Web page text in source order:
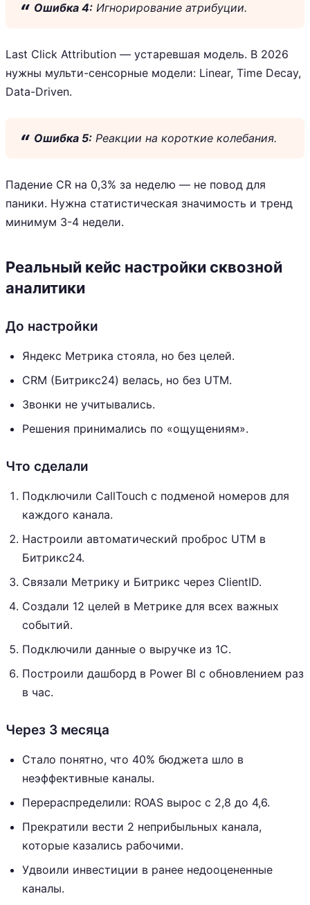
Ошибка 4: Игнорирование атрибуции.
Last Click Attribution — устаревшая модель. В 2026
нужны мульти-сенсорные модели: Linear, Time Decay,
Data-Driven.
Ошибка 5: Реакции на короткие колебания.
Падение CR на 0,3% за неделю — не повод для
паники. Нужна статистическая значимость и тренд
минимум 3-4 недели.
Реальный кейс настройки сквозной
аналитики
До настройки
Яндекс Метрика стояла, но без целей.
CRM (Битрикс24) велась, но без UTM.
Звонки не учитывались.
Решения принимались по «ощущениям».
Что сделали
Подключили CallTouch с подменой номеров для
каждого канала.
Настроили автоматический проброс UTM в
Битрикс24.
Связали Метрику и Битрикс через ClientID.
Создали 12 целей в Метрике для всех важных
событий.
Подключили данные о выручке из 1С.
Построили дашборд в Power BI с обновлением раз
в час.
Через 3 месяца
Стало понятно, что 40% бюджета шло в
неэффективные каналы.
Перераспределили: ROAS вырос с 2,8 до 4,6.
Прекратили вести 2 неприбыльных канала,
которые казались рабочими.
Удвоили инвестиции в ранее недооцененные
каналы.